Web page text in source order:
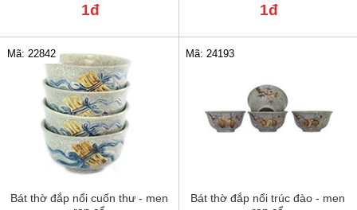
1đ 1đ
Bát thờ đắp nổi cuốn thư - men
Mã: 22842
Bát thờ đắp nổi trúc đào - men
Mã: 24193